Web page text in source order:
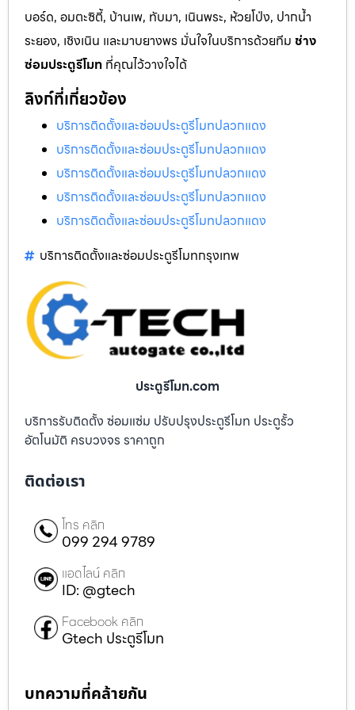
บอร์ด, อมตะซิตี้, บ้านเพ, ทับมา, เนินพระ, ห้วยโป่ง, ปากน้ำ
ระยอง, เชิงเนิน และมาบยางพร มั่นใจในบริการด้วยทีม ช่าง
ซ่อมประตูรีโมท ที่คุณไว้วางใจได้
ลิงก์ที่เกี่ยวข้อง
บริการติดตั้งและซ่อมประตูรีโมทปลวกแดง
บริการติดตั้งและซ่อมประตูรีโมทปลวกแดง
บริการติดตั้งและซ่อมประตูรีโมทปลวกแดง
บริการติดตั้งและซ่อมประตูรีโมทปลวกแดง
บริการติดตั้งและซ่อมประตูรีโมทปลวกแดง
บริการติดตั้งและซ่อมประตูรีโมทกรุงเทพ
ประตูรีโมท.com
บริการรับติดตั้ง ซ่อมแซ่ม ปรับปรุงประตูรีโมท ประตูรั้ว
อัตโนมัติ ครบวงจร ราคาถูก
ติดต่อเรา
โทร คลิก
099 294 9789
แอดไลน์ คลิก
ID: @gtech
Facebook คลิก
Gtech ประตูรีโมท
บทความที่คล้ายกัน